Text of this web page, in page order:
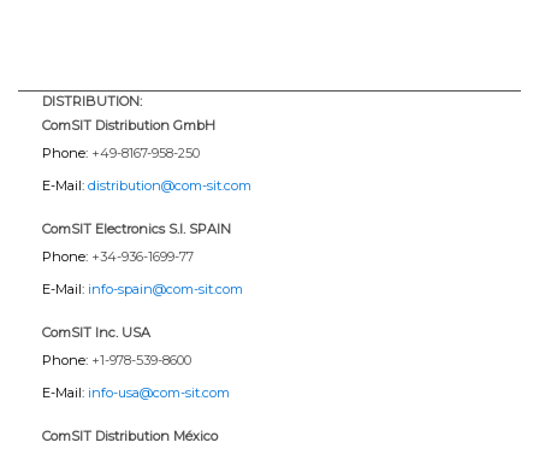
DISTRIBUTION:
ComSIT Distribution GmbH
Phone: +49-8167-958-250
E-Mail: distribution@com-sit.com
ComSIT Electronics S.l. SPAIN
Phone: +34-936-1699-77
E-Mail: info-spain@com-sit.com
ComSIT Inc. USA
Phone: +1-978-539-8600
E-Mail: info-usa@com-sit.com
ComSIT Distribution México